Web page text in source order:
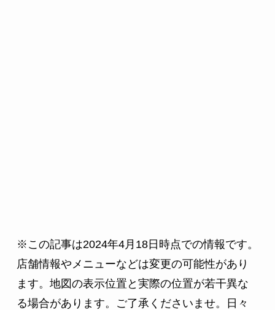
※この記事は2024年4月18日時点での情報です。
店舗情報やメニューなどは変更の可能性があり
ます。地図の表示位置と実際の位置が若干異な
る場合があります。ご了承くださいませ。日々